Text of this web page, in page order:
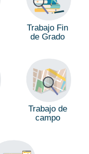
Trabajo Fin
de Grado
Trabajo de
campo